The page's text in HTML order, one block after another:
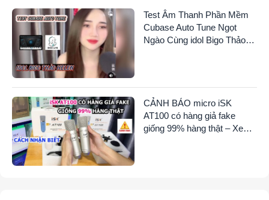
Test Âm Thanh Phần Mềm
Cubase Auto Tune Ngọt
Ngào Cùng idol Bigo Thảo
CẢNH BÁO micro iSK
AT100 có hàng giả fake
giống 99% hàng thật – Xem